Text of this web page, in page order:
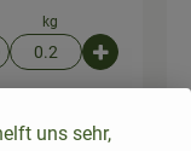
kg
uns sehr,